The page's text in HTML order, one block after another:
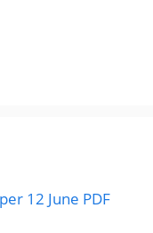
12 June PDF